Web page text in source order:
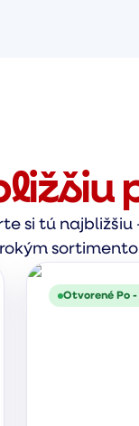
si tú
Otvorené Po -